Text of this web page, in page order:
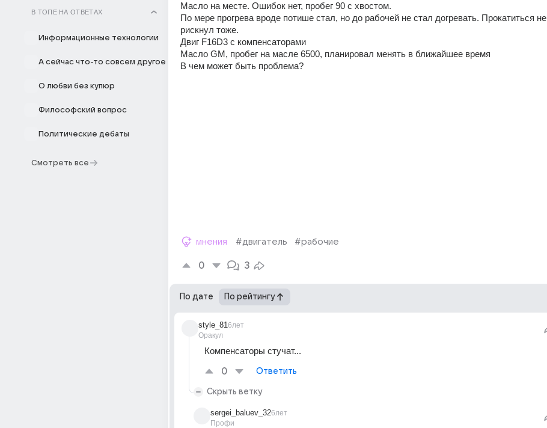
В ТОПЕ НА ОТВЕТАХ
Информационные технологии
А сейчас что-то совсем другое
О любви без купюр
Философский вопрос
Политические дебаты
Смотреть все
Масло на месте. Ошибок нет, пробег 90 с хвостом.
По мере прогрева вроде потише стал, но до рабочей не стал догревать. Прокатиться не
рискнул тоже.
Двиг F16D3 с компенсаторами
Масло GM, пробег на масле 6500, планировал менять в ближайшее время
В чем может быть проблема?
мнения #двигатель #рабочие
0 3
По дате По рейтингу
style_81
Оракул
6лет
Компенсаторы стучат...
0 Ответить
Скрыть ветку
sergei_baluev_32
Профи
6лет